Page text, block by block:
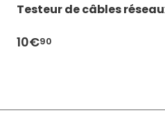
Testeur de câbles
10€90